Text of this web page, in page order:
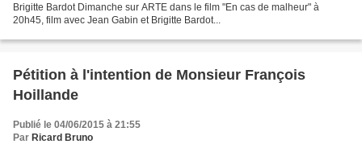
Brigitte Bardot Dimanche sur ARTE dans le film "En cas de malheur" à
20h45, film avec Jean Gabin et Brigitte Bardot...
Pétition à l'intention de Monsieur François
Hoillande
Publié le 04/06/2015 à 21:55
Par Ricard Bruno